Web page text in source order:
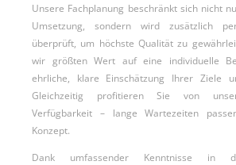
Unsere Fachplanung beschränkt sich nicht
Umsetzung, sondern wird zusätzlich
überprüft, um höchste Qualität zu
wir größten Wert auf eine individuelle
ehrliche, klare Einschätzung Ihrer Ziele
Gleichzeitig profitieren Sie von
Verfügbarkeit – lange Wartezeiten
Konzept.
Dank umfassender Kenntnisse in